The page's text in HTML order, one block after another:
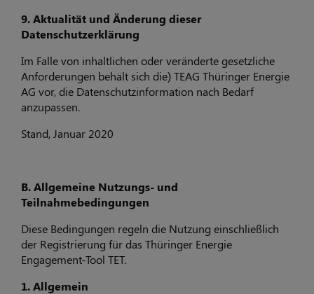
9. Aktualität und Änderung dieser
Datenschutzerklärung
Im Falle von inhaltlichen oder veränderte gesetzliche
Anforderungen behält sich die) TEAG Thüringer Energie
AG vor, die Datenschutzinformation nach Bedarf
anzupassen.
Stand, Januar 2020
B. Allgemeine Nutzungs- und
Teilnahmebedingungen
Diese Bedingungen regeln die Nutzung einschließlich
der Registrierung für das Thüringer Energie
Engagement-Tool TET.
1. Allgemein